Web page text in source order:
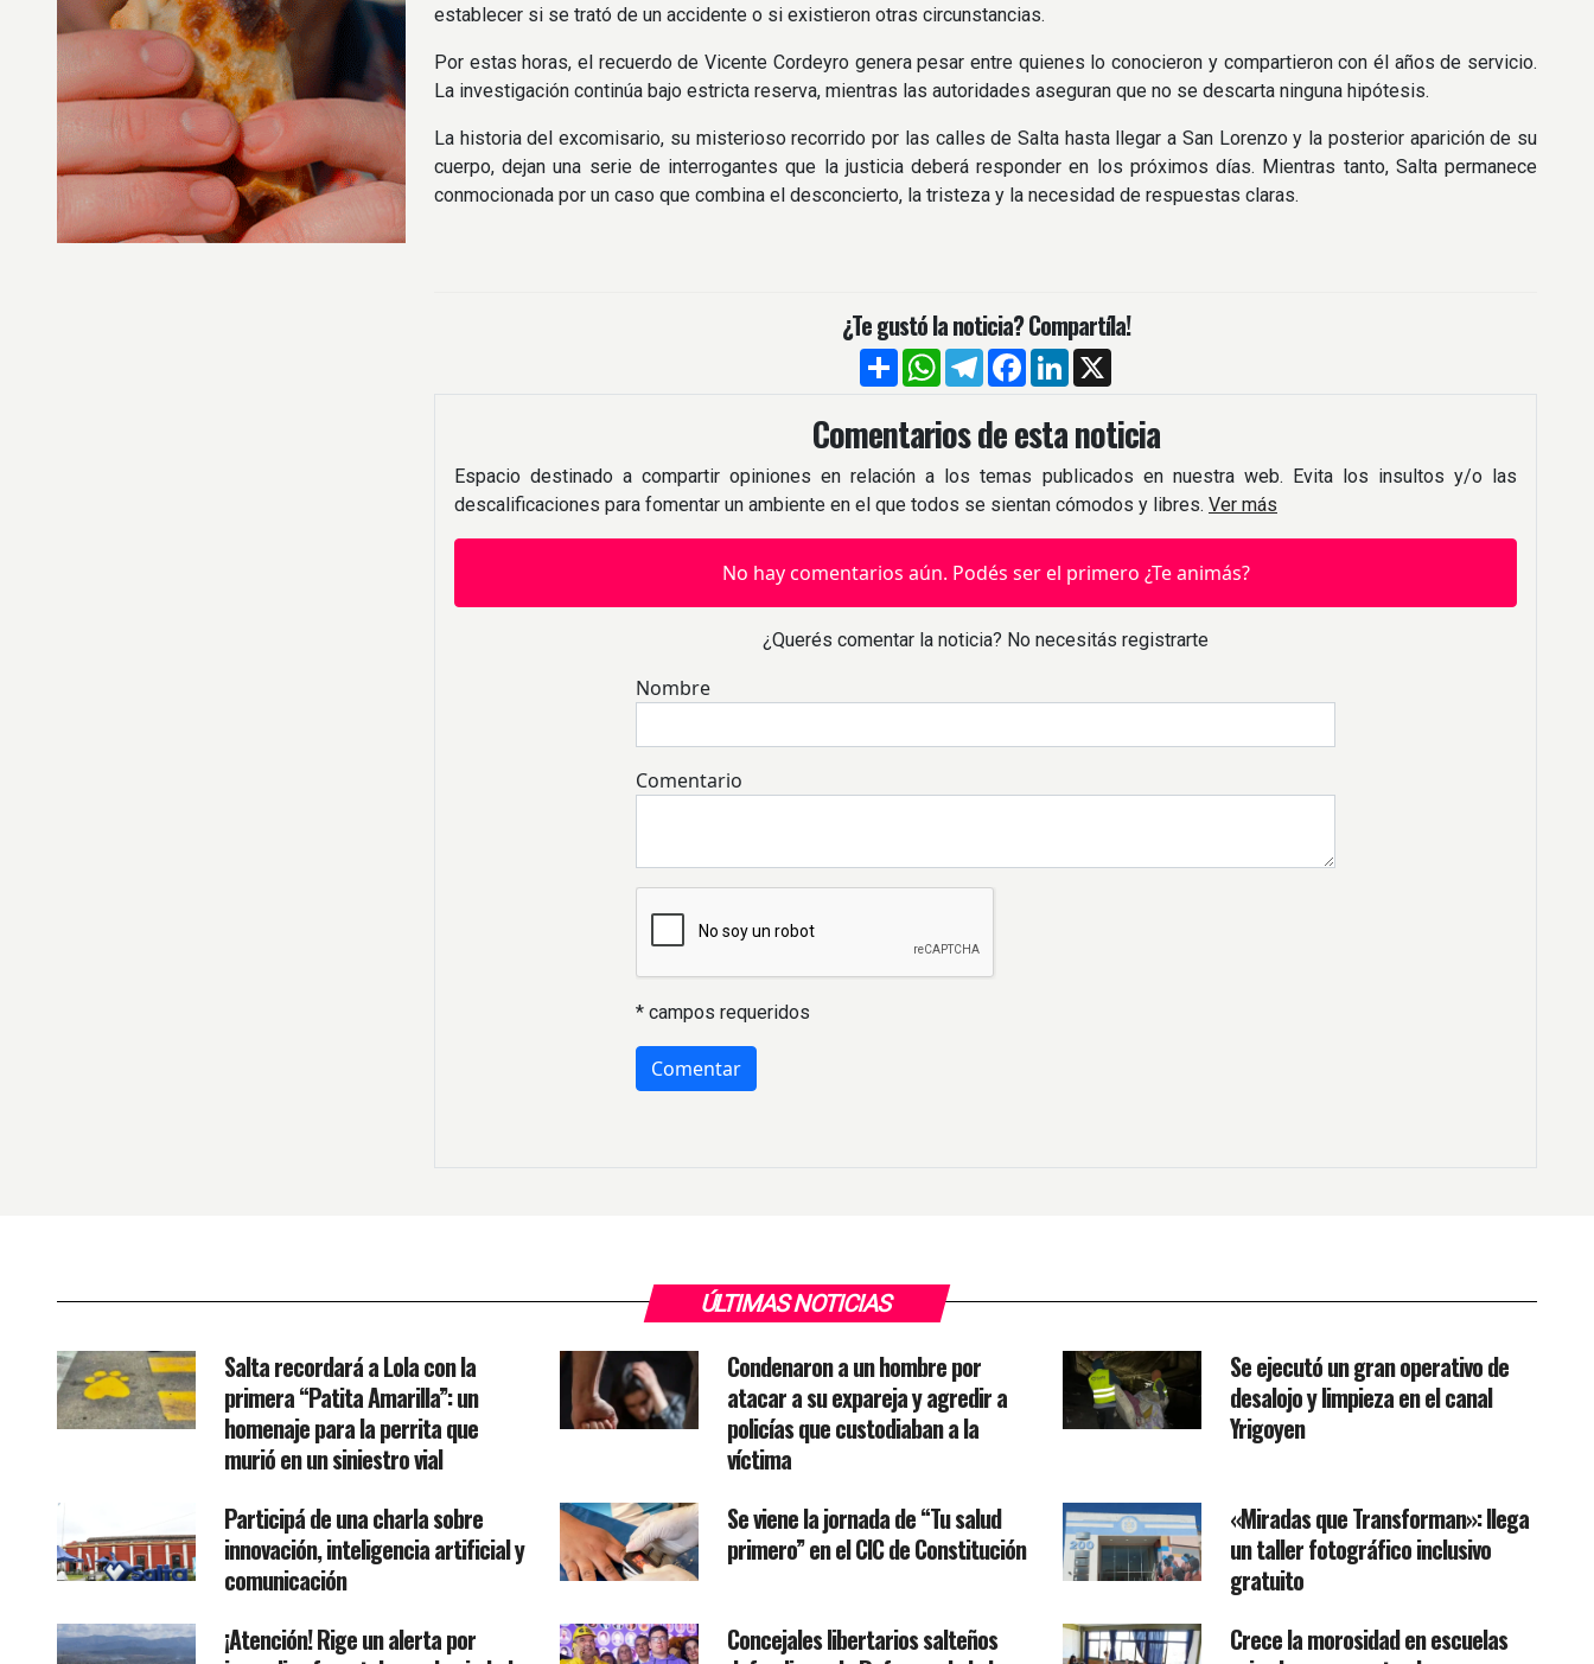
establecer si se trató de un accidente o si existieron otras circunstancias.
Por estas horas, el recuerdo de Vicente Cordeyro genera pesar entre quienes lo conocieron y compartieron con él años de servicio.
La investigación continúa bajo estricta reserva, mientras las autoridades aseguran que no se descarta ninguna hipótesis.
La historia del excomisario, su misterioso recorrido por las calles de Salta hasta llegar a San Lorenzo y la posterior aparición de su
cuerpo, dejan una serie de interrogantes que la justicia deberá responder en los próximos días. Mientras tanto, Salta permanece
conmocionada por un caso que combina el desconcierto, la tristeza y la necesidad de respuestas claras.
¿Te gustó la noticia? Compartíla!
CompartirWhatsApp
TelegramFacebook
LinkedIn
Comentarios de esta noticia
Espacio destinado a compartir opiniones en relación a los temas publicados en nuestra web. Evita los insultos y/o las
descalificaciones para fomentar un ambiente en el que todos se sientan cómodos y libres. Ver más
No hay comentarios aún. Podés ser el primero ¿Te animás?
¿Querés comentar la noticia? No necesitás registrarte
Nombre
Comentario
* campos requeridos
ÚLTIMAS NOTICIAS
Salta recordará a Lola con la
primera “Patita Amarilla”: un
homenaje para la perrita que
murió en un siniestro vial
Condenaron a un hombre por
atacar a su expareja y agredir a
policías que custodiaban a la
víctima
Se ejecutó un gran operativo de
desalojo y limpieza en el canal
Yrigoyen
Participá de una charla sobre
innovación, inteligencia artificial y
comunicación
Se viene la jornada de “Tu salud
primero” en el CIC de Constitución
«Miradas que Transforman»: llega
un taller fotográfico inclusivo
gratuito
¡Atención! Rige un alerta por
Concejales libertarios salteños
Crece la morosidad en escuelas